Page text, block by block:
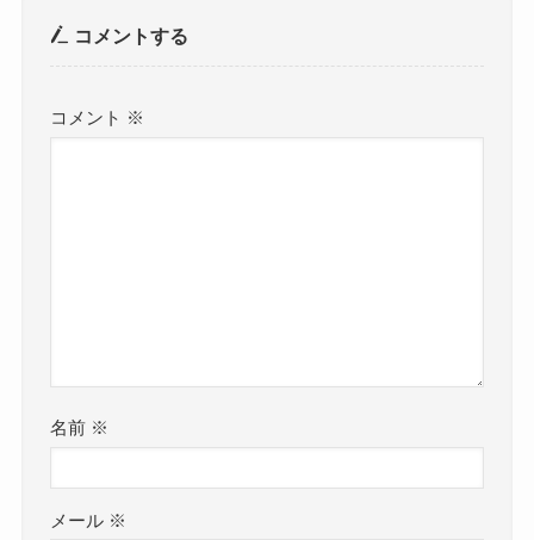
コメントする
コメント ※
名前 ※
メール ※